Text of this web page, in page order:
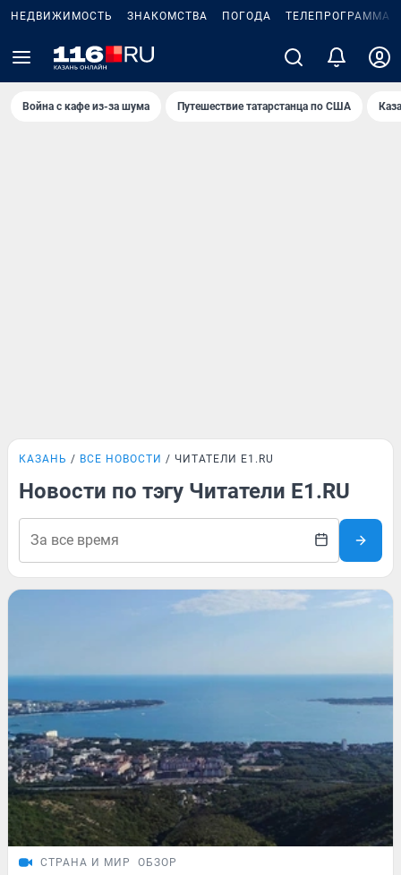
НЕДВИЖИМОСТЬ ЗНАКОМСТВА ПОГОДА ТЕЛЕПРОГРАММА
Война с кафе из-за шума Путешествие татарстанца по США
КАЗАНЬ ВСЕ НОВОСТИ ЧИТАТЕЛИ E1.RU
Новости по тэгу Читатели E1.RU
СТРАНА И МИР ОБЗОР